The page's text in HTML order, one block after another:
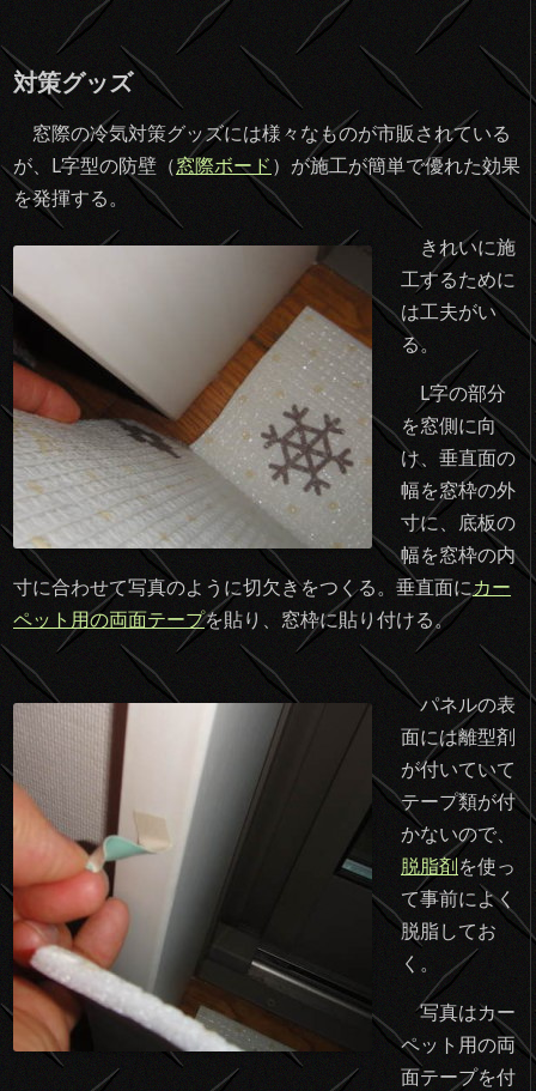
対策グッズ
窓際の冷気対策グッズには様々なものが市販されている
が、L字型の防壁（窓際ボード）が施工が簡単で優れた効果
を発揮する。
きれいに施
工するために
は工夫がい
る。
L字の部分
を窓側に向
け、垂直面の
幅を窓枠の外
寸に、底板の
幅を窓枠の内
寸に合わせて写真のように切欠きをつくる。垂直面にカー
ペット用の両面テープを貼り、窓枠に貼り付ける。
パネルの表
面には離型剤
が付いていて
テープ類が付
かないので、
脱脂剤を使っ
て事前によく
脱脂してお
く。
写真はカー
ペット用の両
面テープを付